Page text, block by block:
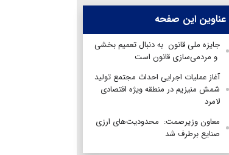
عناوین این صفحه
جایزه ملی قانون به دنبال تعمیم بخشی
و مردمی‌سازی قانون است
آغاز عملیات اجرایی احداث مجتمع تولید
شمش منیزیم در منطقه ویژه اقتصادی
لامرد
معاون وزیرصمت: محدودیت‌های ارزی
صنایع برطرف شد